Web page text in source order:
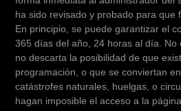
ha sido revisado y probado para que
En principio, se puede garantizar el
365 días del año, 24 horas al día. No
no descarta la posibilidad de que
programación, o que se conviertan
catástrofes naturales, huelgas, o
hagan imposible el acceso a la